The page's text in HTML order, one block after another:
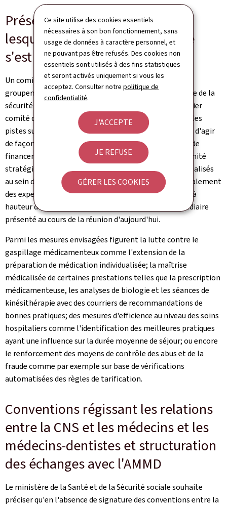
Ce site utilise des cookies essentiels
nécessaires à son bon fonctionnement, sans
usage de données à caractère personnel, et
ne pouvant pas être refusés. Des cookies non
essentiels sont utilisés à des fins statistiques
et seront activés uniquement si vous les
acceptez. Consulter notrepolitique de
confidentialité.
J'ACCEPTE
JE REFUSE
GÉRER LES COOKIES
Présentation des actions sur
lesquelles le Comité stratégique
s'est accordé à travailler
Un comité stratégique rassemblant, entre autres, les
groupements professionnels visés à l'article 80 du Code de la
sécurité sociale, s'est réuni à six reprises depuis le dernier
comité quadripartite du 13 octobre 2025. Il a présenté les
pistes sur lesquelles il désire continuer à travailler afin d'agir
de façon durable sur le redressement de la trajectoire de
financement de l'assurance maladie-maternité. Le comité
stratégique s'est appuyé sur les travaux approfondis réalisés
au sein de groupes thématiques dédiés, regroupant également
des experts, et a pu identifier un potentiel de mesures à
hauteur de 95 millions d'euros lors d'un bilan intermédiaire
présenté au cours de la réunion d'aujourd'hui.
Parmi les mesures envisagées figurent la lutte contre le
gaspillage médicamenteux comme l'extension de la
préparation de médication individualisée; la maîtrise
médicalisée de certaines prestations telles que la prescription
médicamenteuse, les analyses de biologie et les séances de
kinésithérapie avec des courriers de recommandations de
bonnes pratiques; des mesures d'efficience au niveau des soins
hospitaliers comme l'identification des meilleures pratiques
ayant une influence sur la durée moyenne de séjour; ou encore
le renforcement des moyens de contrôle des abus et de la
fraude comme par exemple sur base de vérifications
automatisées des règles de tarification.
Conventions régissant les relations
entre la CNS et les médecins et les
médecins-dentistes et structuration
des échanges avec l'AMMD
Le ministère de la Santé et de la Sécurité sociale souhaite
préciser qu'en l'absence de signature des conventions entre la